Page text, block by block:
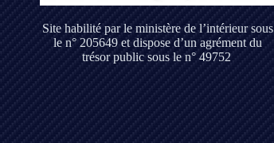
Site habilité par le ministère de l’intérieur sous
le n° 205649 et dispose d’un agrément du
trésor public sous le n° 49752